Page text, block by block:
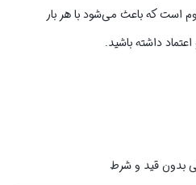
است که باعث می‌شود با هر بار
داشته باشید.